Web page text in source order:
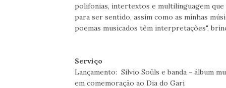
polifonias, intertextos e multilinguagem
para ser sentido, assim como as minhas
poemas musicados têm interpretações",
Serviço
Lançamento: Silvio Soũls e banda - álbum
em comemoração ao Dia do Gari